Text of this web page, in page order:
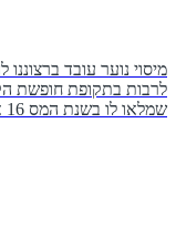
מיסוי נוער עובד
לרבות בתקופת חופשת
שמלאו לו בשנת המס 16 או 17 שנה) זכאי לנקודת...